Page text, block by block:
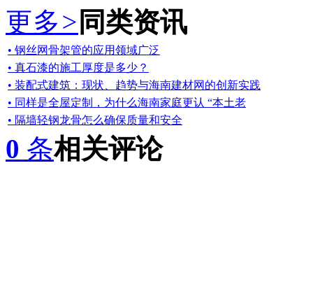
更多> 同类资讯
• 钢丝网骨架管的应用领域广泛
• 真石漆的施工厚度是多少？
• 装配式建筑：现状、趋势与海南建材网的创新实践
• 同样是全屋定制，为什么海南家庭更认 “本土老
• 隔墙轻钢龙骨怎么确保质量和安全
0 条相关评论